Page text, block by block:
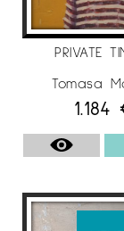
Galeria
Gallery
Galeria
2004
Galeria
PRIVATE
Tomasa
1.184